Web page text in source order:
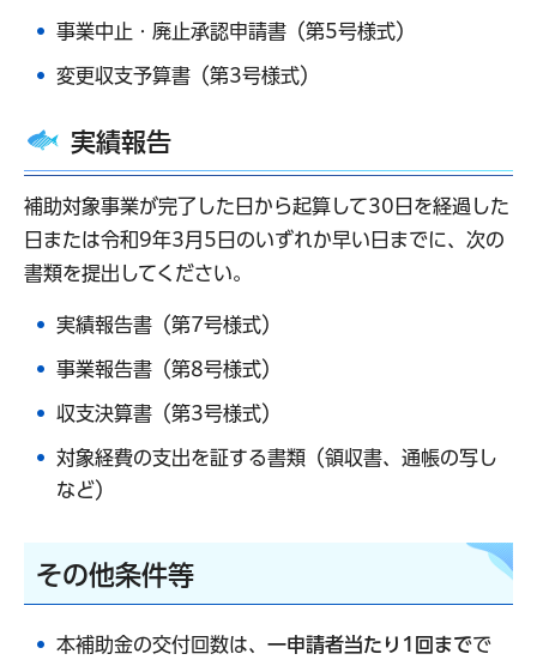
事業中止・廃止承認申請書（第5号様式）
変更収支予算書（第3号様式）
実績報告
補助対象事業が完了した日から起算して30日を経過した
日または令和9年3月5日のいずれか早い日までに、次の
書類を提出してください。
実績報告書（第7号様式）
事業報告書（第8号様式）
収支決算書（第3号様式）
対象経費の支出を証する書類（領収書、通帳の写し
など）
その他条件等
本補助金の交付回数は、 一申請者当たり1回までで